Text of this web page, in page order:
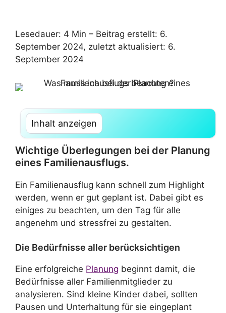
Lesedauer: 4 Min – Beitrag erstellt: 6.
September 2024, zuletzt aktualisiert: 6.
September 2024
Inhalt anzeigen
Wichtige Überlegungen bei der Planung
eines Familienausflugs.
Ein Familienausflug kann schnell zum Highlight
werden, wenn er gut geplant ist. Dabei gibt es
einiges zu beachten, um den Tag für alle
angenehm und stressfrei zu gestalten.
Die Bedürfnisse aller berücksichtigen
Eine erfolgreiche Planung beginnt damit, die
Bedürfnisse aller Familienmitglieder zu
analysieren. Sind kleine Kinder dabei, sollten
Pausen und Unterhaltung für sie eingeplant